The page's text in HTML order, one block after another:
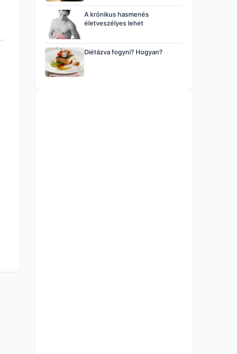
A krónikus hasmenés
életveszélyes lehet
Diétázva fogyni? Hogyan?